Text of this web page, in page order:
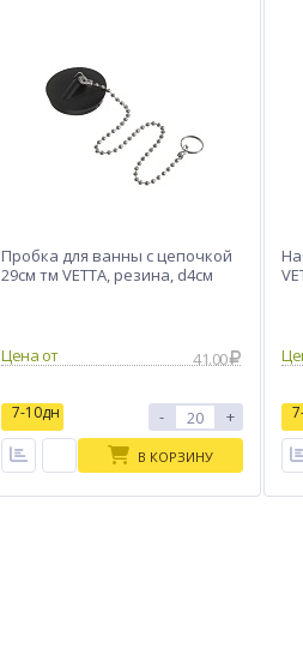
Пробка для ванны с цепочкой
29см тм VETTA, резина, d4см
Цена от 41.00
7-10дн - +
В КОРЗИНУ